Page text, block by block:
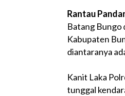
Rantau
Batang Bungo
Kabupaten
diantaranya
Kanit Laka
tunggal